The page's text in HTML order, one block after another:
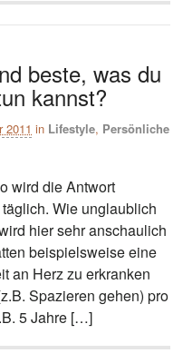
beste, was du
kannst?
2011 in Lifestyle, Persönliche
wird die Antwort
Wie unglaublich
hier sehr anschaulich
beispielsweise eine
an Herz zu erkranken
Spazieren gehen) pro
5 Jahre […]